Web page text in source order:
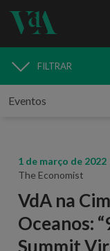
MEDIA
FILTRAR
1 de março de 2022
The Economist
VdA na
Oceanos:
Summit